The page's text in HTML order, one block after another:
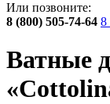
Или позвоните:
8 (800) 505-74-64 8
Ватные